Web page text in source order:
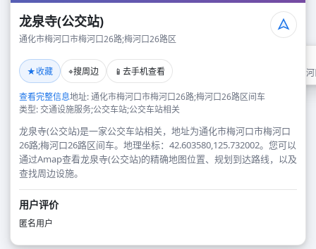
龙泉寺(公交站)
通化市梅河口市梅河口26路;梅河口26路区
★收藏 ⌖搜周边 📱 去手机查看
查看完整信息地址: 通化市梅河口市梅河口26路;梅河口26路区间车
类型: 交通设施服务;公交车站;公交车站相关
龙泉寺(公交站)是一家公交车站相关，地址为通化市梅河口市梅河口
26路;梅河口26路区间车。地理坐标：42.603580,125.732002。您可以
通过Amap查看龙泉寺(公交站)的精确地图位置、规划到达路线，以及
查找周边设施。
用户评价
匿名用户
通化市梅河口市梅河口26路;梅